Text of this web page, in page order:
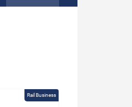
Rail Business